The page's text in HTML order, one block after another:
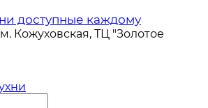
доступные каждому
Кожуховская, ТЦ "Золотое